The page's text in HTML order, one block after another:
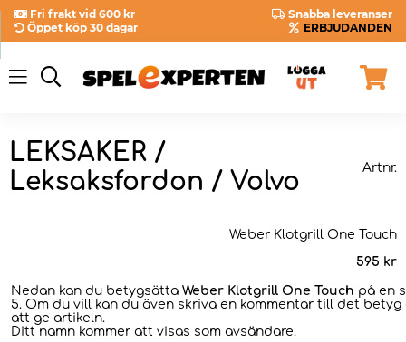
Fri frakt vid 600 kr
Snabba leveranser
Öppet köp 30 dagar
ERBJUDANDEN
LEKSAKER /
Leksaksfordon / Volvo
Artnr.
Weber Klotgrill One Touch
595 kr
Nedan kan du betygsätta Weber Klotgrill One Touch på en
5. Om du vill kan du även skriva en kommentar till det
att ge artikeln.
Ditt namn kommer att visas som avsändare.